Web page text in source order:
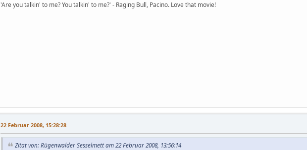
'Are you talkin' to me? You talkin' to me?' - Raging Bull, Pacino. Love that movie!
22 Februar 2008, 15:28:28
Zitat von: Rügenwalder Sesselmett am 22 Februar 2008, 13:56:14